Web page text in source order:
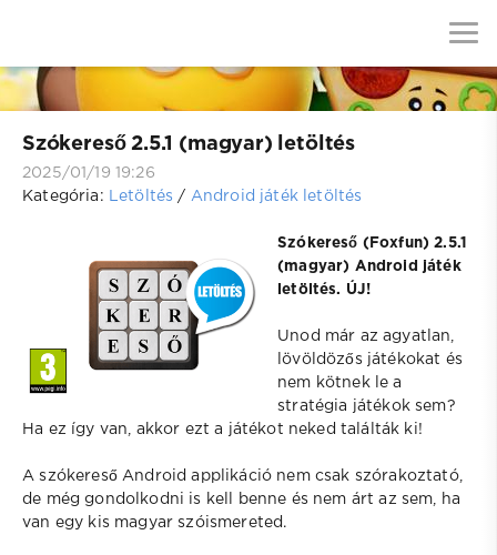
Szókereső 2.5.1 (magyar) letöltés
2025/01/19 19:26
Kategória:
Letöltés / Android játék letöltés
Szókereső (Foxfun) 2.5.1
(magyar) Android játék
letöltés. ÚJ!
Unod már az agyatlan,
lövöldözős játékokat és
nem kötnek le a
stratégia játékok sem?
Ha ez így van, akkor ezt a játékot neked találták ki!
A szókereső Android applikáció nem csak szórakoztató,
de még gondolkodni is kell benne és nem árt az sem, ha
van egy kis magyar szóismereted.